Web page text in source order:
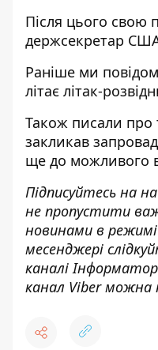
Після цього свою
держсекретар
Раніше ми
літає літак-
Також писали про
закликав
ще до можливого
Підписуйтесь на
не пропустити
новинами в
месенджері
каналі
канал Viber можна